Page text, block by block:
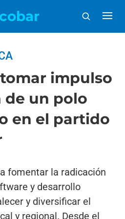
impulso
de un polo
en el partido
fomentar la radicación
y desarrollo
y diversificar el
y regional. Desde el